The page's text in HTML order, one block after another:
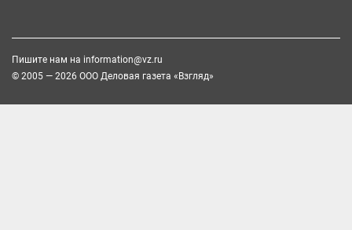
Пишите нам на information@vz.ru
© 2005 — 2026 ООО Деловая газета «Взгляд»